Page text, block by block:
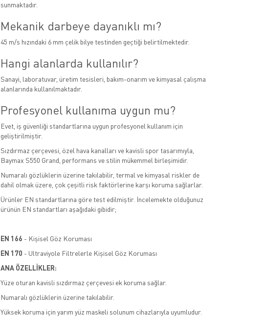
sunmaktadır.
Mekanik darbeye dayanıklı mı?
45 m/s hızındaki 6 mm çelik bilye testinden geçtiği belirtilmektedir.
Hangi alanlarda kullanılır?
Sanayi, laboratuvar, üretim tesisleri, bakım-onarım ve kimyasal çalışma
alanlarında kullanılmaktadır.
Profesyonel kullanıma uygun mu?
Evet, iş güvenliği standartlarına uygun profesyonel kullanım için
geliştirilmiştir.
Sızdırmaz çerçevesi, özel hava kanalları ve kavisli spor tasarımıyla,
Baymax S550 Grand, performans ve stilin mükemmel birleşimidir.
Numaralı gözlüklerin üzerine takılabilir, termal ve kimyasal riskler de
dahil olmak üzere, çok çeşitli risk faktörlerine karşı koruma sağlarlar.
Ürünler EN standartlarına göre test edilmiştir. İncelemekte olduğunuz
ürünün EN standartları aşağıdaki gibidir;
EN 166 - Kişisel Göz Koruması
EN 170 - Ultraviyole Filtrelerle Kişisel Göz Koruması
ANA ÖZELLİKLER:
Yüze oturan kavisli sızdırmaz çerçevesi ek koruma sağlar.
Numaralı gözlüklerin üzerine takılabilir.
Yüksek koruma için yarım yüz maskeli solunum cihazlarıyla uyumludur.